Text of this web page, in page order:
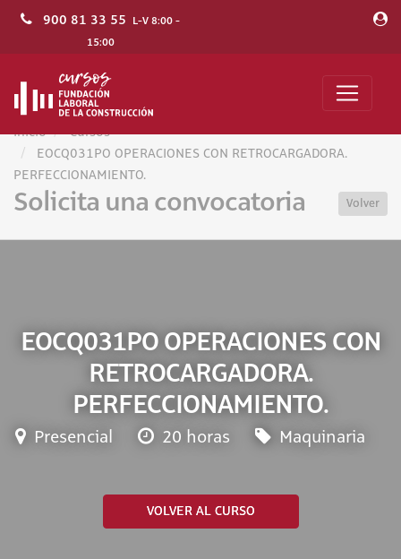
900 81 33 55 L-V 8:00 -
15:00
Inicio
Cursos
EOCQ031PO OPERACIONES CON RETROCARGADORA.
PERFECCIONAMIENTO.
Solicita una convocatoria Volver
EOCQ031PO OPERACIONES CON
RETROCARGADORA.
PERFECCIONAMIENTO.
Presencial 20 horas Maquinaria
VOLVER AL CURSO